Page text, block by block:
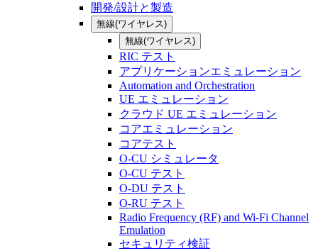
開発/設計と製造
無線(ワイヤレス)
無線(ワイヤレス)
RIC テスト
アプリケーションエミュレーション
Automation and Orchestration
UE エミュレーション
クラウド UE エミュレーション
コアエミュレーション
コアテスト
O-CU シミュレータ
O-CU テスト
O-DU テスト
O-RU テスト
Radio Frequency (RF) and Wi-Fi Channel
Emulation
セキュリティ検証